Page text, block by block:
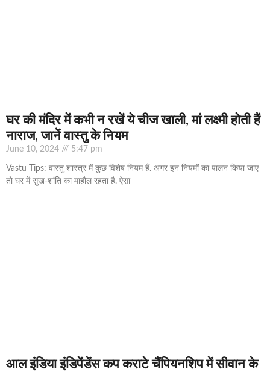
घर की मंदिर में कभी न रखें ये चीज खाली, मां लक्ष्मी होती हैं
नाराज, जानें वास्तु के नियम
June 10, 2024 5:47 pm
Vastu Tips: वास्तु शास्त्र में कुछ विशेष नियम हैं. अगर इन नियमों का पालन किया जाए
तो घर में सुख-शांति का माहौल रहता है. ऐसा
आल इंडिया इंडिपेंडेंस कप कराटे चैंपियनशिप में सीवान के